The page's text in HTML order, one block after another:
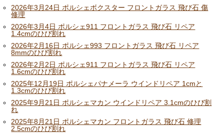
2026年3月24日 ポルシェボクスター フロントガラス 飛び石 傷
修理
2026年3月4日 ポルシェ911 フロントガラス 飛び石 リペア
1.4cmのひび割れ
2026年2月16日 ポルシェ993 フロントガラス 飛び石 リペア
8mmのひび割れ
2026年2月2日 ポルシェ911 フロントガラス 飛び石 リペア
1.6cmのひび割れ
2025年12月19日 ポルシェパナメーラ ウインドリペア 1cmと
1.3cmのひび割れ
2025年9月21日 ポルシェマカン ウインドリペア 3.1cmのひび割
れ
2025年8月21日 ポルシェマカン フロントガラス 飛び石 修理
2.5cmのひび割れ